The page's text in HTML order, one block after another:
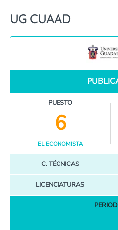
UG CUAAD
PUESTO
6
EL ECONOMISTA
C. TÉCNICAS
LICENCIATURAS